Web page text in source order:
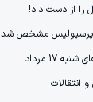
را از دست داد!
پرسپولیس مشخص شد
17 مرداد
انتقالات